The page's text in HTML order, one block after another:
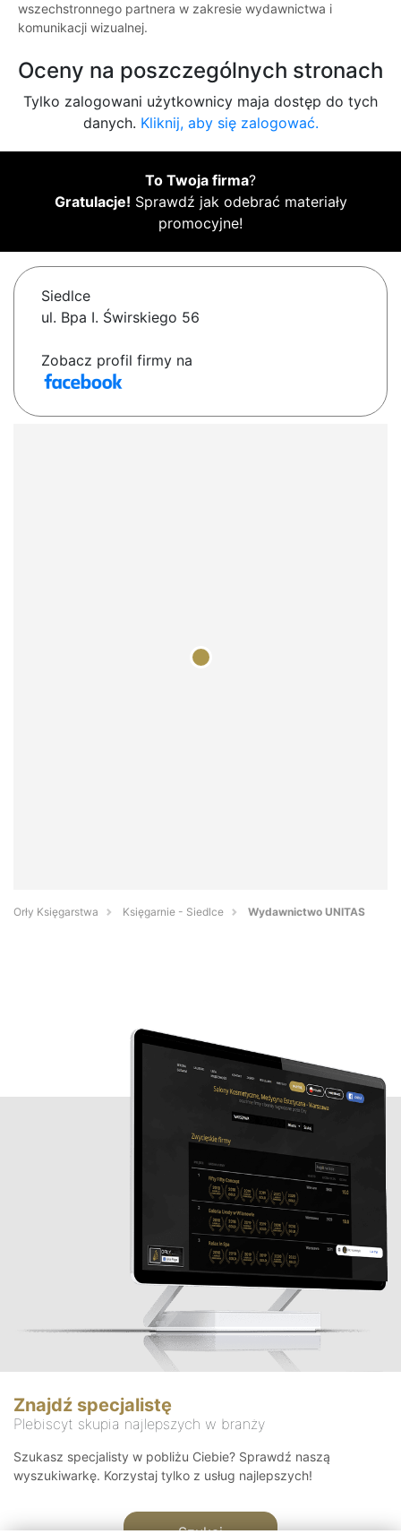
wszechstronnego partnera w zakresie wydawnictwa i
komunikacji wizualnej.
Oceny na poszczególnych stronach
Tylko zalogowani użytkownicy maja dostęp do tych
danych. Kliknij, aby się zalogować.
To Twoja firma?
Gratulacje! Sprawdź jak odebrać materiały
promocyjne!
Siedlce
ul. Bpa I. Świrskiego 56
Zobacz profil firmy na
Orły Księgarstwa Księgarnie - Siedlce Wydawnictwo UNITAS
Znajdź specjalistę
Plebiscyt skupia najlepszych w branży
Szukasz specjalisty w pobliżu Ciebie? Sprawdź naszą
wyszukiwarkę. Korzystaj tylko z usług najlepszych!